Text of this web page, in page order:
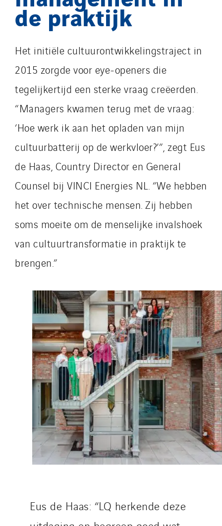
de praktijk
Het initiële cultuurontwikkelingstraject in
2015 zorgde voor eye-openers die
tegelijkertijd een sterke vraag creëerden.
“Managers kwamen terug met de vraag:
‘Hoe werk ik aan het opladen van mijn
cultuurbatterij op de werkvloer?’”, zegt Eus
de Haas, Country Director en General
Counsel bij VINCI Energies NL. “We hebben
het over technische mensen. Zij hebben
soms moeite om de menselijke invalshoek
van cultuurtransformatie in praktijk te
brengen.”
Eus de Haas: “LQ herkende deze